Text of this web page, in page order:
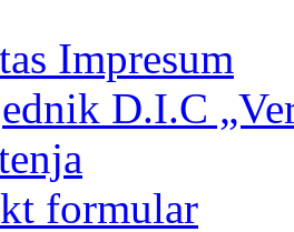
Impresum
D.I.C
formular